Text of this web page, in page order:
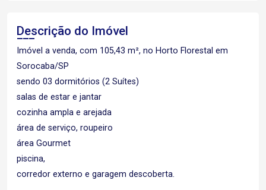
Descrição do Imóvel
Imóvel a venda, com 105,43 m², no Horto Florestal em
Sorocaba/SP
sendo 03 dormitórios (2 Suítes)
salas de estar e jantar
cozinha ampla e arejada
área de serviço, roupeiro
área Gourmet
piscina,
corredor externo e garagem descoberta.